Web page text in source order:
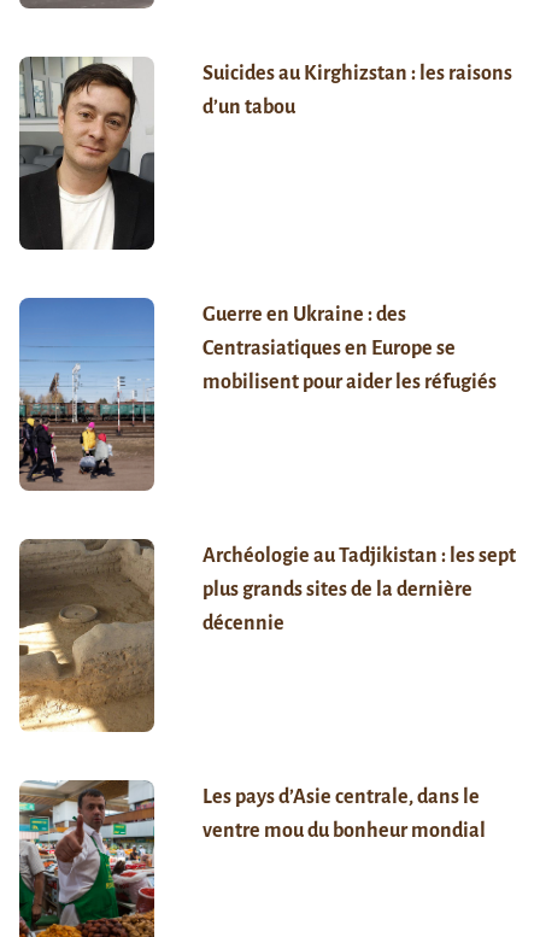
Suicides au Kirghizstan : les raisons
d’un tabou
Guerre en Ukraine : des
Centrasiatiques en Europe se
mobilisent pour aider les réfugiés
Archéologie au Tadjikistan : les sept
plus grands sites de la dernière
décennie
Les pays d’Asie centrale, dans le
ventre mou du bonheur mondial